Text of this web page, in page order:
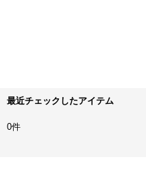
最近チェックしたアイテム
0件